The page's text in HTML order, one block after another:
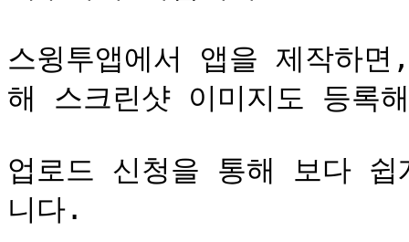
스윙투앱에서 앱을 제작하
해 스크린샷 이미지도 등록
업로드 신청을 통해 보다